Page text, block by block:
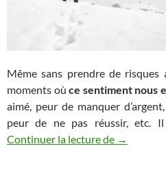
Même sans prendre de
moments où ce sentiment nous
aimé, peur de manquer
peur de ne pas réussir, etc.
Continuer la lecture de Comment
→